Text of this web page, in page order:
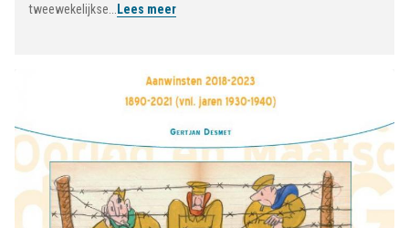
tweewekelijkse...
Lees meer